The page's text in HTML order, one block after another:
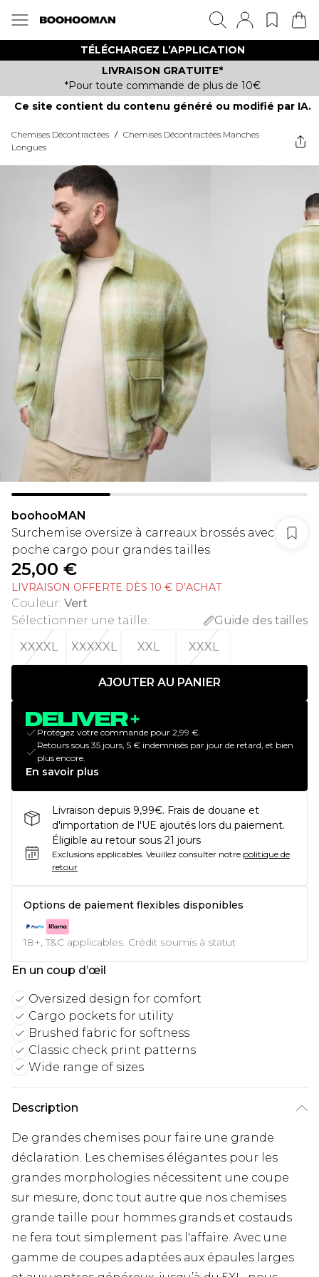
TÉLÉCHARGEZ L’APPLICATION
LIVRAISON GRATUITE*
*Pour toute commande de plus de 10€
Ce site contient du contenu généré ou modifié par IA.
Chemises Décontractées / Chemises Décontractées Manches
Longues
boohooMAN
Surchemise oversize à carreaux brossés avec
poche cargo pour grandes tailles
25,00 €
LIVRAISON OFFERTE DÈS 10 € D’ACHAT
Couleur: Vert
Sélectionner une taille:
Guide des tailles
XXXXL
XXXXXL XXL XXXL
AJOUTER AU PANIER
Protégez votre commande pour 2,99 €.
Retours sous 35 jours, 5 € indemnisés par jour de retard, et bien
plus encore.
En savoir plus
Livraison depuis 9,99€. Frais de douane et
d'importation de l'UE ajoutés lors du paiement.
Éligible au retour sous 21 jours
Exclusions applicables. Veuillez consulter notre politique de
retour
Options de paiement flexibles disponibles
18+, T&C applicables. Crédit soumis à statut
En un coup d’œil
Oversized design for comfort
Cargo pockets for utility
Brushed fabric for softness
Classic check print patterns
Wide range of sizes
Description
De grandes chemises pour faire une grande
déclaration. Les chemises élégantes pour les
grandes morphologies nécessitent une coupe
sur mesure, donc tout autre que nos chemises
grande taille pour hommes grands et costauds
ne fera tout simplement pas l'affaire. Avec une
gamme de coupes adaptées aux épaules larges